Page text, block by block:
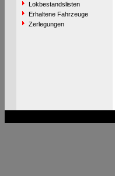
Lokbestandslisten
Erhaltene Fahrzeuge
Zerlegungen